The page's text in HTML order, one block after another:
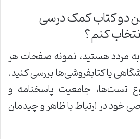
دو کتاب کمک درسی
کنم؟
مردد هستید، نمونه صفحات هر
یا کتابفروشی‌ها بررسی کنید.
تست‌ها، جامعیت پاسخنامه و
در ارتباط با ظاهر و چیدمان